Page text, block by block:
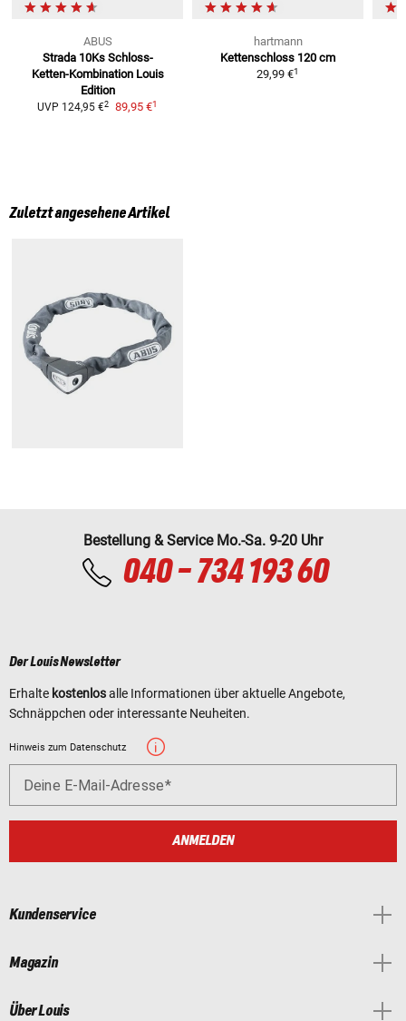
ABUS
Strada 10Ks Schloss-
Ketten-Kombination Louis
Edition
UVP 124,95 €2 89,95 €1
hartmann
Kettenschloss 120 cm
29,99 €1
Zuletzt angesehene Artikel
Bestellung & Service Mo.-Sa. 9-20 Uhr
040 - 734 193 60
Der Louis Newsletter
Erhalte kostenlosalle Informationen über aktuelle Angebote,
Schnäppchen oder interessante Neuheiten.
Hinweis zum Datenschutz
Deine E-Mail-Adresse
ANMELDEN
Kundenservice
Magazin
Über Louis